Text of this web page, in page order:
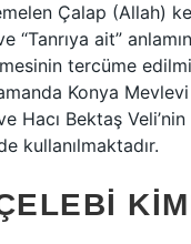
Çalap (Allah)
“Tanrıya ait”
tercüme
Konya
Hacı Bektaş
kullanılmaktadır.